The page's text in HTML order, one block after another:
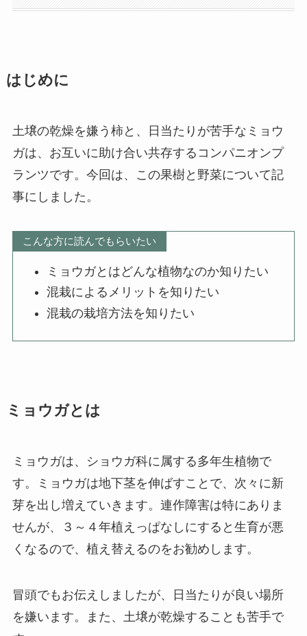
はじめに
土壌の乾燥を嫌う柿と、日当たりが苦手なミョウ
ガは、お互いに助け合い共存するコンパニオンプ
ランツです。今回は、この果樹と野菜について記
事にしました。
こんな方に読んでもらいたい
ミョウガとはどんな植物なのか知りたい
混栽によるメリットを知りたい
混栽の栽培方法を知りたい
ミョウガとは
ミョウガは、ショウガ科に属する多年生植物で
す。ミョウガは地下茎を伸ばすことで、次々に新
芽を出し増えていきます。連作障害は特にありま
せんが、３～４年植えっぱなしにすると生育が悪
くなるので、植え替えるのをお勧めします。
冒頭でもお伝えしましたが、日当たりが良い場所
を嫌います。また、土壌が乾燥することも苦手で